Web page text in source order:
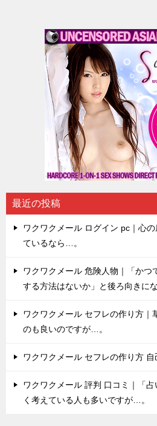
最近の投稿
ワクワクメール ログイン pc｜心
ているなら…。
ワクワクメール 危険人物｜「かつ
する方法はないか」と後ろ向きに
ワクワクメール セフレの作り方｜
のも良いのですが…。
ワクワクメール セフレの作り方
ワクワクメール 評判 口コミ｜「
く考えている人も多いですが…。